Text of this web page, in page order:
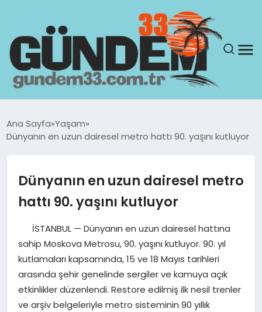
GÜNDEM
YAŞAM
SAĞLIK
Ana Sayfa Yaşam
Dünyanın en uzun dairesel metro hattı 90. yaşını kutluyor
Dünyanın en uzun dairesel metro
hattı 90. yaşını kutluyor
İSTANBUL — Dünyanın en uzun dairesel hattına
sahip Moskova Metrosu, 90. yaşını kutluyor. 90. yıl
kutlamaları kapsamında, 15 ve 18 Mayıs tarihleri
arasında şehir genelinde sergiler ve kamuya açık
etkinlikler düzenlendi. Restore edilmiş ilk nesil trenler
ve arşiv belgeleriyle metro sisteminin 90 yıllık